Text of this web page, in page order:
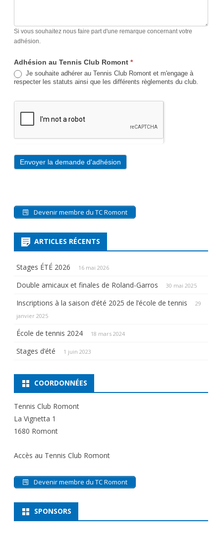
Si vous souhaitez nous faire part d'une remarque concernant votre
adhésion.
Adhésion au Tennis Club Romont *
Je souhaite adhérer au Tennis Club Romont et m'engage à
respecter les statuts ainsi que les différents règlements du club.
Envoyer la demande d'adhésion
l
r
n
v
e
Devenir membre du TC Romont
ARTICLES RÉCENTS
Stages ÉTÉ 2026 16 mai 2026
Double amicaux et finales de Roland-Garros 30 mai 2025
Inscriptions à la saison d’été 2025 de l’école de tennis
29
janvier 2025
École de tennis 2024 18 mars 2024
Stages d’été 1 juin 2023
COORDONNÉES
Tennis Club Romont
La Vignetta 1
1680 Romont
Accès au Tennis Club Romont
Devenir membre du TC Romont
SPONSORS